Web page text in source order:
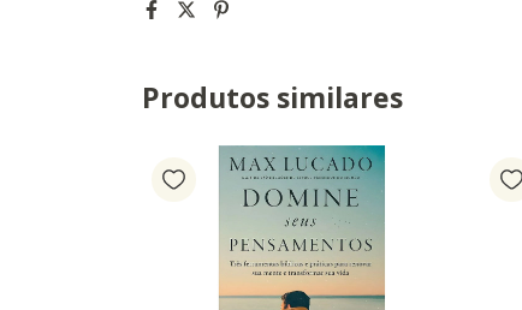
Produtos similares